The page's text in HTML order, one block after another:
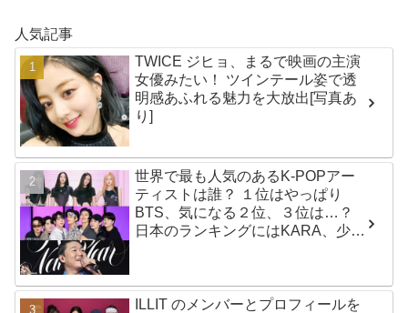
人気記事
TWICE ジヒョ、まるで映画の主演
女優みたい！ ツインテール姿で透
明感あふれる魅力を大放出[写真あ
り]
世界で最も人気のあるK-POPアー
ティストは誰？ １位はやっぱり
BTS、気になる２位、３位は…？
日本のランキングにはKARA、少女
ILLIT のメンバーとプロフィールを